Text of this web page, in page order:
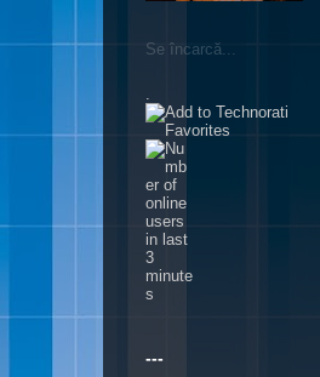
Se încarcă...
.
---